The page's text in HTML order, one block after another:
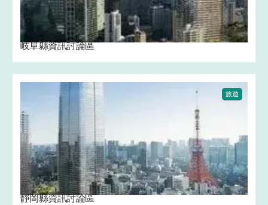
岐阜縣資訊討論區
旅遊
靜岡縣資訊討論區